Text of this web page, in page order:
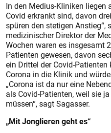
In den Medius-Kliniken liegen
Covid erkrankt sind, davon
spüren den stetigen Anstieg“,
medizinischer Direktor der
Wochen waren es insgesamt
Patienten gewesen, davon
ein Drittel der Covid-
Corona in die Klinik und
„Corona ist da nur eine
als Covid-Patienten, weil sie
müssen“, sagt Sagasser.
„Mit Jonglieren geht es“